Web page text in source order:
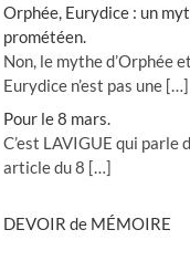
Orphée, Eurydice : un
prométéen.
Non, le mythe d’Orphée et
Eurydice n’est pas une […]
Pour le 8 mars.
C’est LAVIGUE qui parle
article du 8 […]
DEVOIR de MÉMOIRE